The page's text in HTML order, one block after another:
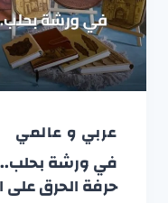
عربي و عالمي
في ورشة بحلب..
حرفة الحرق على